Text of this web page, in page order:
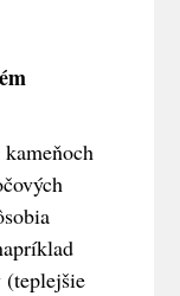
(teplejšie